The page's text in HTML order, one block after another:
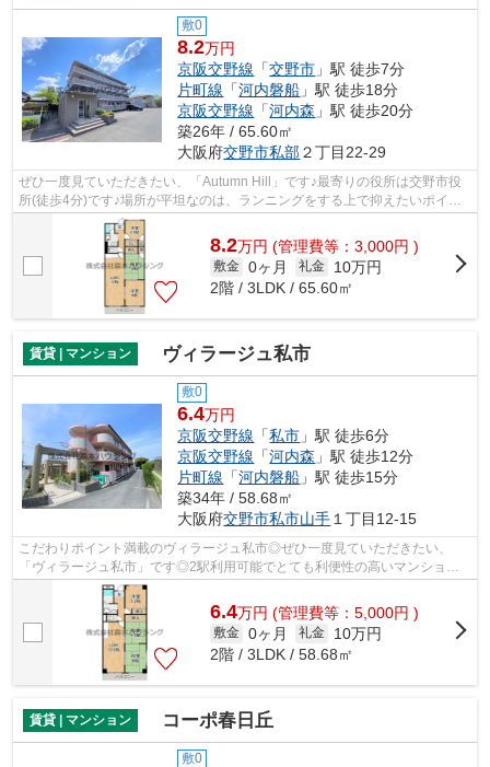
敷0
8.2万円
京阪交野線 「交野市 」駅 徒歩7分
片町線 「河内磐船 」駅 徒歩18分
京阪交野線 「河内森 」駅 徒歩20分
築26年 / 65.60㎡
大阪府交野市私部２丁目22-29
ぜひ一度見ていただきたい、「Autumn Hill」です♪最寄りの役所は交野市役
所(徒歩4分)です♪場所が平坦なのは、ランニングをする上で抑えたいポイン
トですね♪通風良好で陽の当たる気持ち...
8.2万円 (管理費等：3,000円 )
敷金 0ヶ月 礼金
10万円
2階 / 3LDK / 65.60㎡
賃貸 | マンション ヴィラージュ私市
敷0
6.4万円
京阪交野線 「私市 」駅 徒歩6分
京阪交野線 「河内森 」駅 徒歩12分
片町線 「河内磐船 」駅 徒歩15分
築34年 / 58.68㎡
大阪府交野市私市山手 １丁目12-15
こだわりポイント満載のヴィラージュ私市◎ぜひ一度見ていただきたい、
「ヴィラージュ私市」です◎2駅利用可能でとても利便性の高いマンション
です◎こちらの物件はマンションです◎交野市...
6.4万円 (管理費等：5,000円 )
敷金 0ヶ月 礼金
10万円
2階 / 3LDK / 58.68㎡
賃貸 | マンション コーポ春日丘
敷0